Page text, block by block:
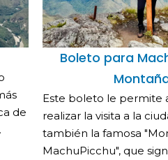
de
Boleto para
Este boleto le permite
realizar la visita a la
también la famosa
MachuPicchu", que